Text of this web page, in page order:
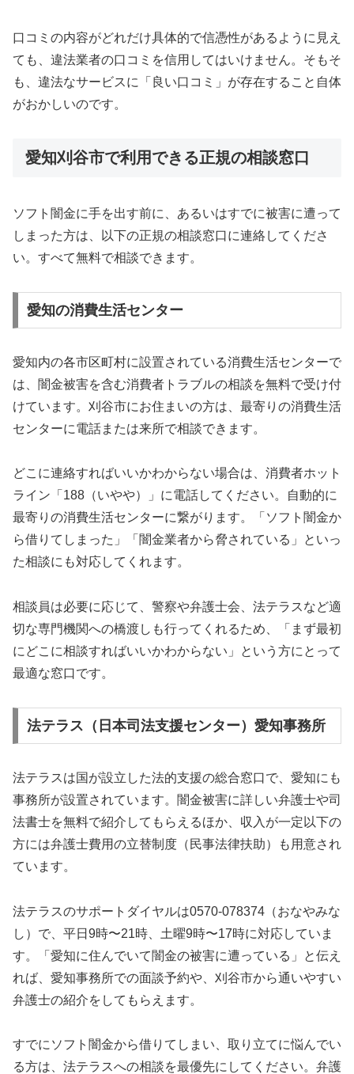
口コミの内容がどれだけ具体的で信憑性があるように見え
ても、違法業者の口コミを信用してはいけません。そもそ
も、違法なサービスに「良い口コミ」が存在すること自体
がおかしいのです。
愛知刈谷市で利用できる正規の相談窓口
ソフト闇金に手を出す前に、あるいはすでに被害に遭って
しまった方は、以下の正規の相談窓口に連絡してくださ
い。すべて無料で相談できます。
愛知の消費生活センター
愛知内の各市区町村に設置されている消費生活センターで
は、闇金被害を含む消費者トラブルの相談を無料で受け付
けています。刈谷市にお住まいの方は、最寄りの消費生活
センターに電話または来所で相談できます。
どこに連絡すればいいかわからない場合は、消費者ホット
ライン「188（いやや）」に電話してください。自動的に
最寄りの消費生活センターに繋がります。「ソフト闇金か
ら借りてしまった」「闇金業者から脅されている」といっ
た相談にも対応してくれます。
相談員は必要に応じて、警察や弁護士会、法テラスなど適
切な専門機関への橋渡しも行ってくれるため、「まず最初
にどこに相談すればいいかわからない」という方にとって
最適な窓口です。
法テラス（日本司法支援センター）愛知事務所
法テラスは国が設立した法的支援の総合窓口で、愛知にも
事務所が設置されています。闇金被害に詳しい弁護士や司
法書士を無料で紹介してもらえるほか、収入が一定以下の
方には弁護士費用の立替制度（民事法律扶助）も用意され
ています。
法テラスのサポートダイヤルは0570-078374（おなやみな
し）で、平日9時〜21時、土曜9時〜17時に対応していま
す。「愛知に住んでいて闇金の被害に遭っている」と伝え
れば、愛知事務所での面談予約や、刈谷市から通いやすい
弁護士の紹介をしてもらえます。
すでにソフト闇金から借りてしまい、取り立てに悩んでい
る方は、法テラスへの相談を最優先にしてください。弁護